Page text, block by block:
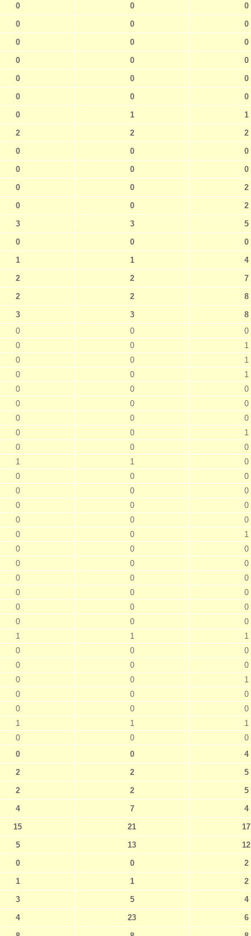
0 0 0
0 0 0
0 0 0
0 0 0
0 0 0
0 0 0
0 1 1
2 2 2
0 0 0
0 0 0
0 0 2
0 0 2
3 3 5
0 0 0
1 1 4
2 2 7
2 2 8
3 3 8
0 0 0
0 0 1
0 0 1
0 0 1
0 0 0
0 0 0
0 0 0
0 0 1
0 0 0
1 1 0
0 0 0
0 0 0
0 0 0
0 0 0
0 0 1
0 0 0
0 0 0
0 0 0
0 0 0
0 0 0
0 0 0
1 1 1
0 0 0
0 0 0
0 0 1
0 0 0
0 0 0
1 1 1
0 0 0
0 0 4
2 2 5
2 2 5
4 7 4
15 21 17
5 13 12
0 0 2
1 1 2
3 5 4
4 23 6